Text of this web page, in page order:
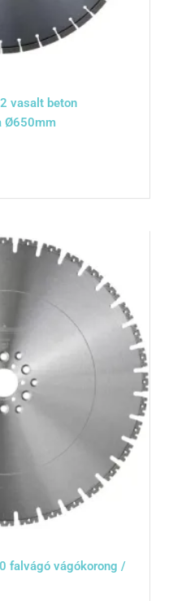
vasalt beton
Ø650mm
falvágó vágókorong /